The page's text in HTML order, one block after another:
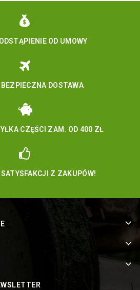
OD UMOWY
DOSTAWA
CZĘŚCI ZAM. OD 400 ZŁ
Z ZAKUPÓW!